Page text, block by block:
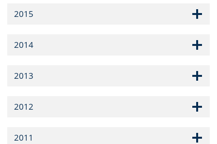
2015
2014
2013
2012
2011